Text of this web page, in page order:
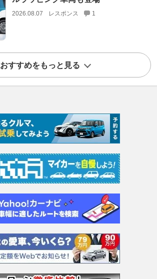
2026.08.07 レスポンス 1
おすすめをもっと見る